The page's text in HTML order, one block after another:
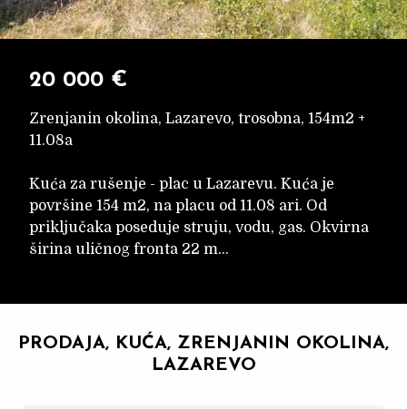
20 000 €
Zrenjanin okolina, Lazarevo, trosobna, 154m2 +
11.08a
Kuća za rušenje - plac u Lazarevu. Kuća je
površine 154 m2, na placu od 11.08 ari. Od
priključaka poseduje struju, vodu, gas. Okvirna
širina uličnog fronta 22 m...
PRODAJA, KUĆA, ZRENJANIN OKOLINA,
LAZAREVO